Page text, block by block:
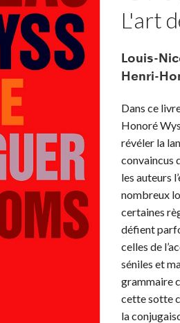
L'art
Louis-
Henri-
Dans ce
Honoré
révéler la
convaincus
les auteurs
nombreux
certaines
défient
celles de
séniles et
grammaire
cette sotte
la